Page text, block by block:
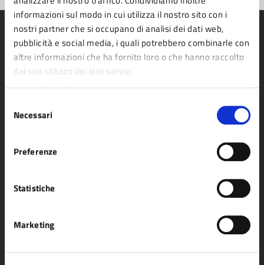
informazioni sul modo in cui utilizza il nostro sito con i
nostri partner che si occupano di analisi dei dati web,
pubblicità e social media, i quali potrebbero combinarle con
altre informazioni che ha fornito loro o che hanno raccolto
dal suo utilizzo dei loro servizi.
delNecessari
Preferenze
Statistiche
Marketing
Comune di Fidenza
AMMINISTRAZIONE
Aree amministrative
Enti e fondazioni
Personale amministrativo
Documenti e dati